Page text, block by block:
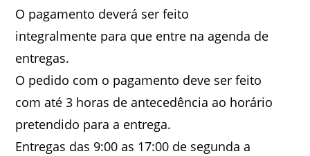
O pagamento deverá ser feito
integralmente para que entre na agenda de
entregas.
O pedido com o pagamento deve ser feito
com até 3 horas de antecedência ao horário
pretendido para a entrega.
Entregas das 9:00 as 17:00 de segunda a